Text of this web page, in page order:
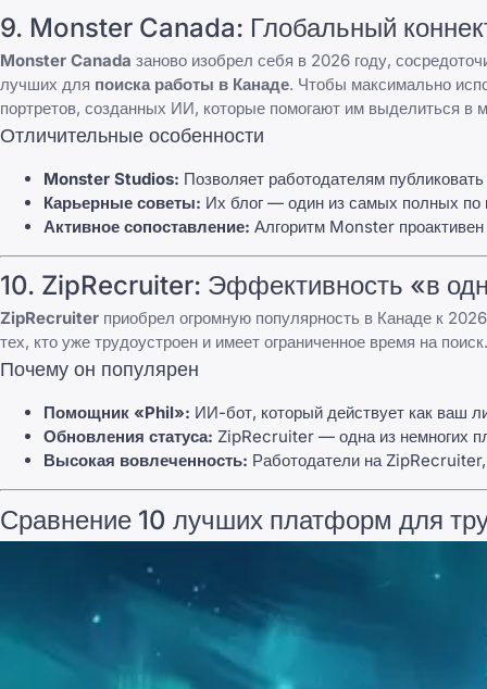
9. Monster Canada: Глобальный
Monster Canada заново изобрел себя в 2026 году,
лучших для поиска работы в Канаде. Чтобы максимально
портретов, созданных ИИ, которые помогают им выделиться
Отличительные особенности
Monster Studios: Позволяет работодателям
Карьерные советы: Их блог — один из самых полных по
Активное сопоставление: Алгоритм Monster
10. ZipRecruiter: Эффективность «в
ZipRecruiter приобрел огромную популярность в Канаде к
тех, кто уже трудоустроен и имеет ограниченное время на поиск.
Почему он популярен
Помощник «Phil»: ИИ-бот, который действует как ваш
Обновления статуса: ZipRecruiter — одна из немногих
Высокая вовлеченность: Работодатели на ZipRecruiter
Сравнение 10 лучших платформ для